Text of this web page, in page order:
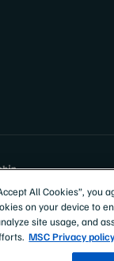
All Cookies”, you
on your device to
site usage, and
MSC Privacy